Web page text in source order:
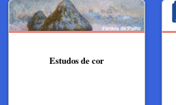
Estudos de cor